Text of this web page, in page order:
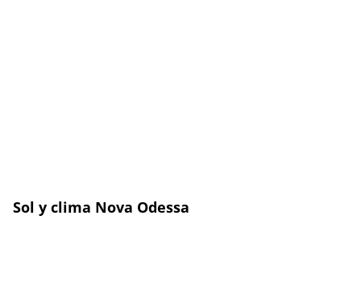
Sol y clima Nova Odessa